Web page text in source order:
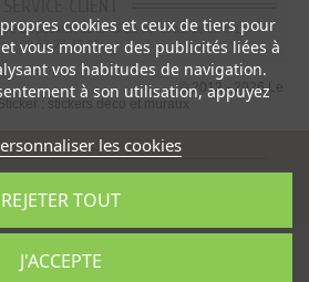
disposition du lundi au vendredi de 8h à 17h
09.82.28.47.69.
© 2012 - 2026 Le
:
stickers déco et muraux
-Catégorie :Interdiction
cookies et ceux de tiers pour
vous montrer des publicités liées à
vos habitudes de navigation.
à son utilisation, appuyez
les cookies
REJETER TOUT
J'ACCEPTE